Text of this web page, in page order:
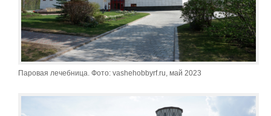
Паровая лечебница. Фото: vashehobbyrf.ru, май 2023